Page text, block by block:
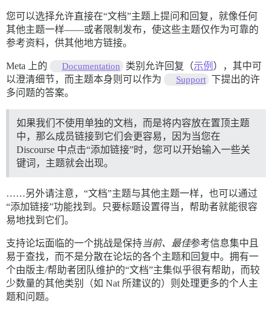
您可以选择允许直接在“文档”主题上提问和回复，就像任何
其他主题一样——或者限制发布，使这些主题仅作为可靠的
参考资料，供其他地方链接。
Meta 上的 Documentation 类别允许回复（示例 ），其中可
以澄清细节，而主题本身则可以作为
Support 下提出的许
多问题的答案。
如果我们不使用单独的文档，而是将内容放在置顶主题
中，那么成员链接到它们会更容易，因为当您在
Discourse 中点击“添加链接”时，您可以开始输入一些关
键词，主题就会出现。
……另外请注意，“文档”主题与其他主题一样，也可以通过
“添加链接”功能找到。只要标题设置得当，帮助者就能很容
易地找到它们。
支持论坛面临的一个挑战是保持当前、最佳参考信息集中且
易于查找，而不是分散在论坛的各个主题和回复中。拥有一
个由版主/帮助者团队维护的“文档”主集似乎很有帮助，而较
少数量的其他类别（如 Nat 所建议的）则处理更多的个人主
题和问题。